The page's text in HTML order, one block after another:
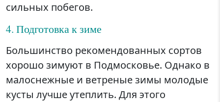
сильных побегов.
4. Подготовка к зиме
Большинство рекомендованных сортов
хорошо зимуют в Подмосковье. Однако в
малоснежные и ветреные зимы молодые
кусты лучше утеплить. Для этого